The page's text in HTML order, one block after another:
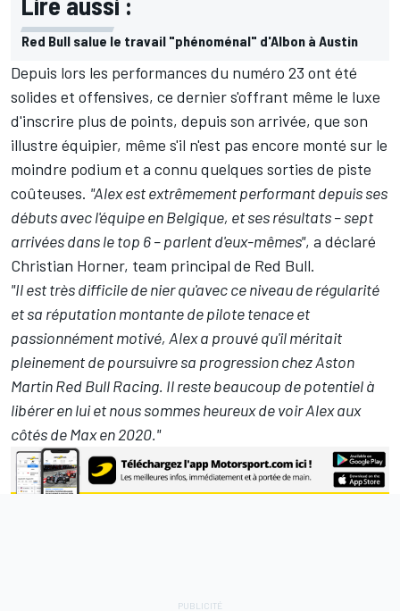
Red Bull salue le travail "phénoménal" d'Albon à Austin
Depuis lors les performances du numéro 23 ont été
solides et offensives, ce dernier s'offrant même le luxe
d'inscrire plus de points, depuis son arrivée, que son
illustre équipier, même s'il n'est pas encore monté sur le
moindre podium et a connu quelques sorties de piste
coûteuses. "Alex est extrêmement performant depuis ses
débuts avec l'équipe en Belgique, et ses résultats – sept
arrivées dans le top 6 – parlent d'eux-mêmes", a déclaré
Christian Horner, team principal de Red Bull.
"Il est très difficile de nier qu'avec ce niveau de régularité
et sa réputation montante de pilote tenace et
passionnément motivé, Alex a prouvé qu'il méritait
pleinement de poursuivre sa progression chez Aston
Martin Red Bull Racing. Il reste beaucoup de potentiel à
libérer en lui et nous sommes heureux de voir Alex aux
côtés de Max en 2020."